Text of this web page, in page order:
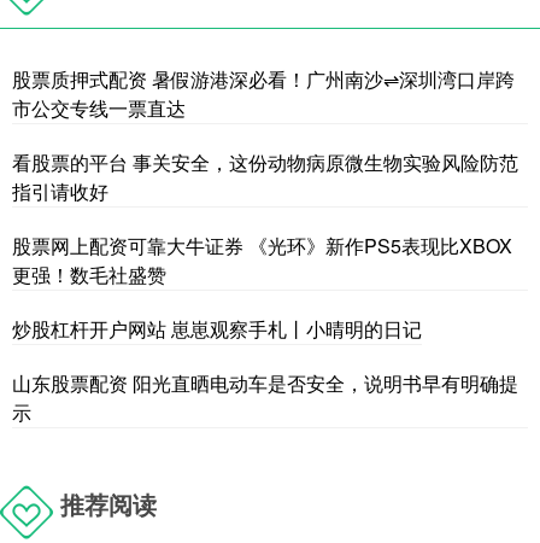
股票质押式配资 暑假游港深必看！广州南沙⇌深圳湾口岸跨
市公交专线一票直达
看股票的平台 事关安全，这份动物病原微生物实验风险防范
指引请收好
股票网上配资可靠大牛证券 《光环》新作PS5表现比XBOX
更强！数毛社盛赞
炒股杠杆开户网站 崽崽观察手札丨小晴明的日记
山东股票配资 阳光直晒电动车是否安全，说明书早有明确提
示
推荐阅读